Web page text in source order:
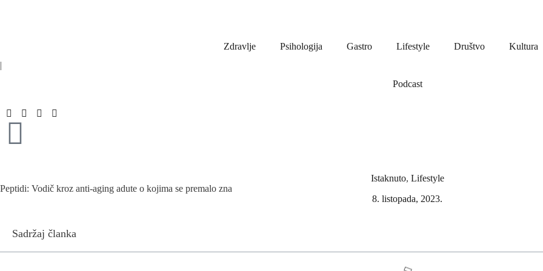
Zdravlje Psihologija Gastro Lifestyle Društvo Kultura
|
Podcast
Istaknuto, Lifestyle
Peptidi: Vodič kroz anti-aging adute o kojima se premalo zna
8. listopada, 2023.
Sadržaj članka